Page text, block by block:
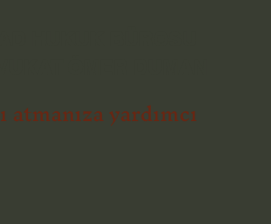
atmanıza yardımcı